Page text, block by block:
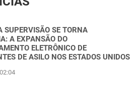
SUPERVISÃO SE TORNA
A EXPANSÃO DO
ELETRÔNICO DE
DE ASILO NOS ESTADOS UNIDOS